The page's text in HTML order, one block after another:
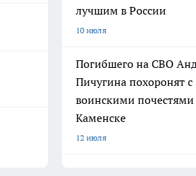
лучшим в России
10 июля
Погибшего на СВО
Пичугина похоронят с
воинскими почестями
Каменске
12 июля